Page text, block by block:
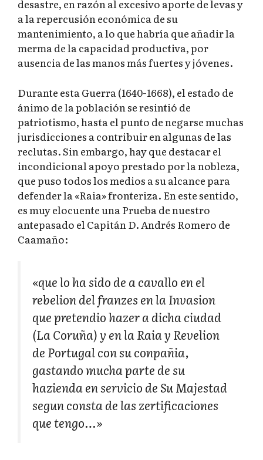
desastre, en razón al excesivo aporte de levas y
a la repercusión económica de su
mantenimiento, a lo que habría que añadir la
merma de la capacidad productiva, por
ausencia de las manos más fuertes y jóvenes.
Durante esta Guerra (1640-1668), el estado de
ánimo de la población se resintió de
patriotismo, hasta el punto de negarse muchas
jurisdicciones a contribuir en algunas de las
reclutas. Sin embargo, hay que destacar el
incondicional apoyo prestado por la nobleza,
que puso todos los medios a su alcance para
defender la «Raia» fronteriza. En este sentido,
es muy elocuente una Prueba de nuestro
antepasado el Capitán D. Andrés Romero de
Caamaño:
«que lo ha sido de a cavallo en el
rebelion del franzes en la Invasion
que pretendio hazer a dicha ciudad
(La Coruña) y en la Raia y Revelion
de Portugal con su conpañia,
gastando mucha parte de su
hazienda en servicio de Su Majestad
segun consta de las zertificaciones
que tengo…»